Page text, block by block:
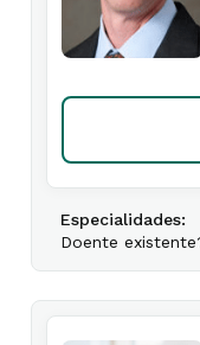
Especialidades:
Doente